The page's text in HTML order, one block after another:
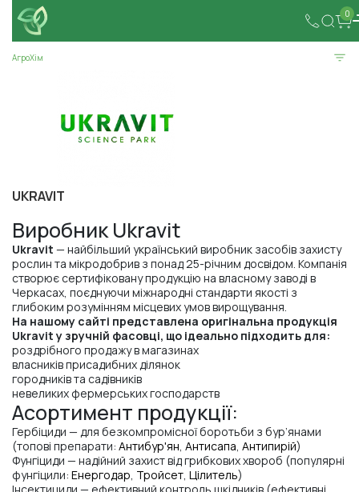
0
АгроХім
UKRAVIT
Виробник Ukravit
Ukravit — найбільший український виробник засобів захисту
рослин та мікродобрив з понад 25-річним досвідом. Компанія
створює сертифіковану продукцію на власному заводі в
Черкасах, поєднуючи міжнародні стандарти якості з
глибоким розумінням місцевих умов вирощування.
На нашому сайті представлена оригінальна продукція
Ukravit у зручній фасовці, що ідеально підходить для:
роздрібного продажу в магазинах
власників присадибних ділянок
городників та садівників
невеликих фермерських господарств
Асортимент продукції:
Гербіциди — для безкомпромісної боротьби з бур’янами
(топові препарати: Антибур'ян, Антисапа, Антипирій)
Фунгіциди — надійний захист від грибкових хвороб (популярні
фунгіцили: Енергодар, Тройсет, Цілитель)